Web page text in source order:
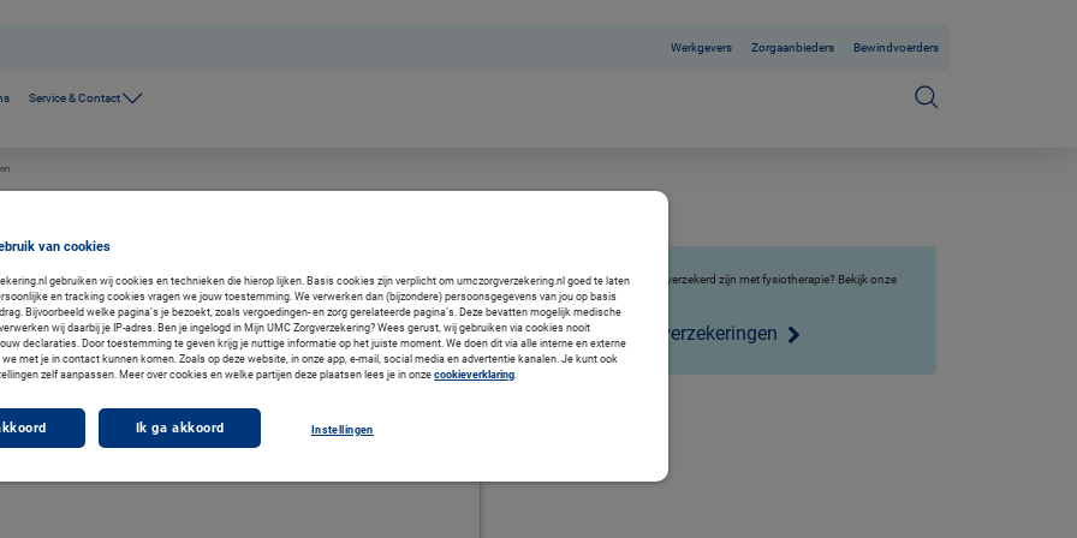
Werkgevers Zorgaanbieders Bewindvoerders
Service & Contact
per jaar meenemen naar het volgende jaar. Zo benut u de voordelen van
U krijgt dit standaard bij iedere aanvullende verzekering met fysiotherapie van UMC.
Wilt u ook aanvullend verzekerd zijn met fysiotherapie? Bekijk onze
pakketten.
Aanvullende verzekeringen
van cookies
gebruiken wij cookies en technieken die hierop lijken. Basis cookies zijn verplicht om umczorgverzekering.nl goed te laten
en tracking cookies vragen we jouw toestemming. We verwerken dan (bijzondere) persoonsgegevens van jou op basis
Bijvoorbeeld welke pagina’s je bezoekt, zoals vergoedingen- en zorg gerelateerde pagina’s. Deze bevatten mogelijk medische
wij daarbij je IP-adres. Ben je ingelogd in Mijn UMC Zorgverzekering? Wees gerust, wij gebruiken via cookies nooit
declaraties. Door toestemming te geven krijg je nuttige informatie op het juiste moment. We doen dit via alle interne en externe
met je in contact kunnen komen. Zoals op deze website, in onze app, e-mail, social media en advertentie kanalen. Je kunt ook
zelf aanpassen. Meer over cookies en welke partijen deze plaatsen lees je in onze cookieverklaring.
Instellingen
Ik ga akkoord